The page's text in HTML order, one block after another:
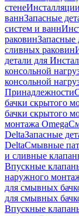
стене
ваннЗапасные
систем и ванн
раковинЗапасные
сливных раковин
детали для
консольной
консольной
Принадлежности
бачки скрытого
бачки скрытого
монтажа Omega
DeltaЗапасные
DeltaСмывные
и сливные
Впускные
наружного
для смывных
для смывных
Впускные